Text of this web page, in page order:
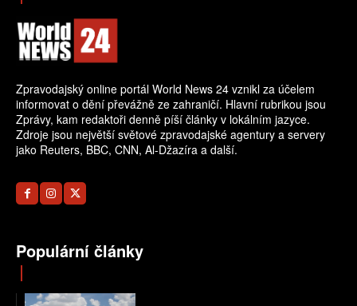
Zpravodajský online portál World News 24 vznikl za účelem
informovat o dění převážně ze zahraničí. Hlavní rubrikou jsou
Zprávy, kam redaktoři denně píší články v lokálním jazyce.
Zdroje jsou největší světové zpravodajské agentury a servery
jako Reuters, BBC, CNN, Al-Džazíra a další.
Populární články